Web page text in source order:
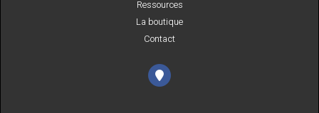
Ressources
La boutique
Contact